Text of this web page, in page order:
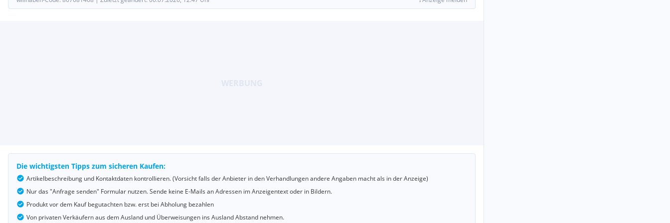
Die wichtigsten Tipps zum sicheren Kaufen:
Artikelbeschreibung und Kontaktdaten kontrollieren. (Vorsicht falls der Anbieter in den Verhandlungen andere Angaben macht als in der Anzeige)
Nur das "Anfrage senden" Formular nutzen. Sende keine E-Mails an Adressen im Anzeigentext oder in Bildern.
Produkt vor dem Kauf begutachten bzw. erst bei Abholung bezahlen
Von privaten Verkäufern aus dem Ausland und Überweisungen ins Ausland Abstand nehmen.